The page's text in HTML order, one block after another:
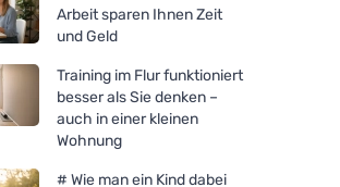
Arbeit sparen Ihnen Zeit
und Geld
Training im Flur funktioniert
besser als Sie denken –
auch in einer kleinen
Wohnung
# Wie man ein Kind dabei